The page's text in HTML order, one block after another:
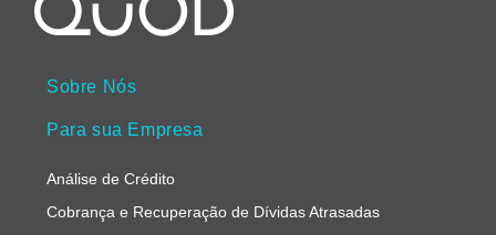
Sobre Nós
Para sua Empresa
Análise de Crédito
Cobrança e Recuperação de Dívidas Atrasadas